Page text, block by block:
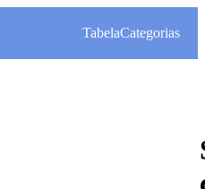
TabelaCategorias